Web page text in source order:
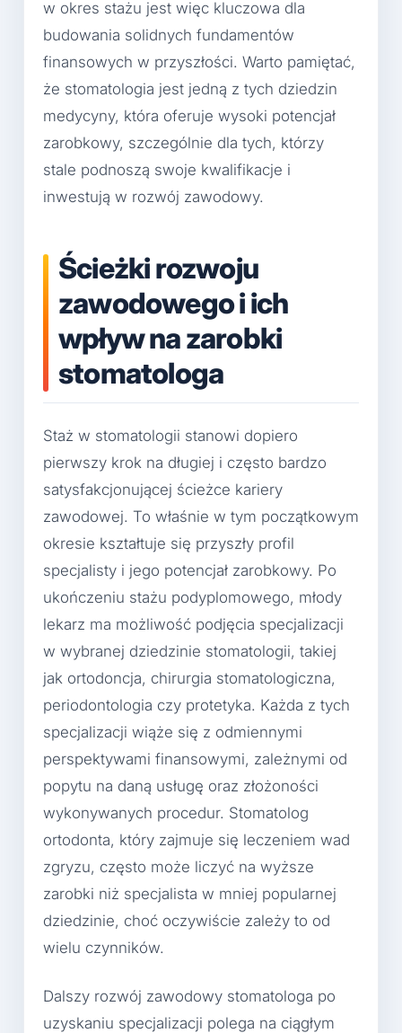
w okres stażu jest więc kluczowa dla
budowania solidnych fundamentów
finansowych w przyszłości. Warto pamiętać,
że stomatologia jest jedną z tych dziedzin
medycyny, która oferuje wysoki potencjał
zarobkowy, szczególnie dla tych, którzy
stale podnoszą swoje kwalifikacje i
inwestują w rozwój zawodowy.
Ścieżki rozwoju
zawodowego i ich
wpływ na zarobki
stomatologa
Staż w stomatologii stanowi dopiero
pierwszy krok na długiej i często bardzo
satysfakcjonującej ścieżce kariery
zawodowej. To właśnie w tym początkowym
okresie kształtuje się przyszły profil
specjalisty i jego potencjał zarobkowy. Po
ukończeniu stażu podyplomowego, młody
lekarz ma możliwość podjęcia specjalizacji
w wybranej dziedzinie stomatologii, takiej
jak ortodoncja, chirurgia stomatologiczna,
periodontologia czy protetyka. Każda z tych
specjalizacji wiąże się z odmiennymi
perspektywami finansowymi, zależnymi od
popytu na daną usługę oraz złożoności
wykonywanych procedur. Stomatolog
ortodonta, który zajmuje się leczeniem wad
zgryzu, często może liczyć na wyższe
zarobki niż specjalista w mniej popularnej
dziedzinie, choć oczywiście zależy to od
wielu czynników.
Dalszy rozwój zawodowy stomatologa po
uzyskaniu specjalizacji polega na ciągłym